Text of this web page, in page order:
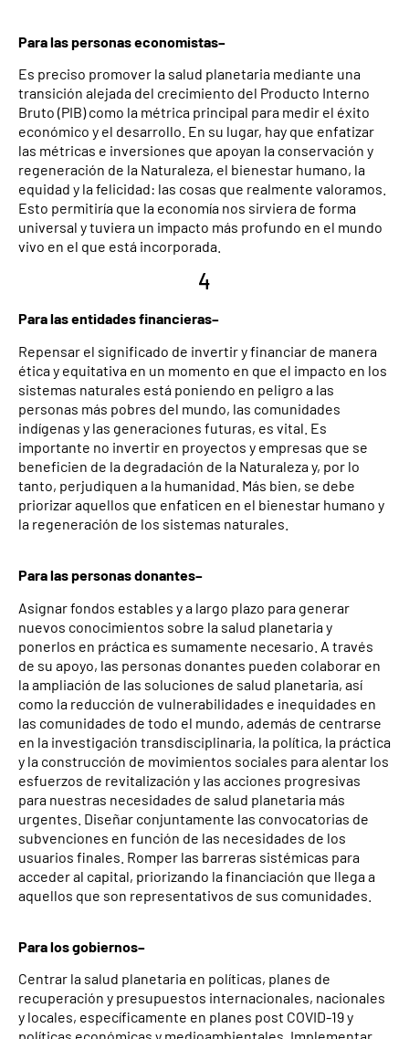
Para las personas economistas–
Es preciso promover la salud planetaria mediante una
transición alejada del crecimiento del Producto Interno
Bruto (PIB) como la métrica principal para medir el éxito
económico y el desarrollo. En su lugar, hay que enfatizar
las métricas e inversiones que apoyan la conservación y
regeneración de la Naturaleza, el bienestar humano, la
equidad y la felicidad: las cosas que realmente valoramos.
Esto permitiría que la economía nos sirviera de forma
universal y tuviera un impacto más profundo en el mundo
vivo en el que está incorporada.
4
Para las entidades financieras–
Repensar el significado de invertir y financiar de manera
ética y equitativa en un momento en que el impacto en los
sistemas naturales está poniendo en peligro a las
personas más pobres del mundo, las comunidades
indígenas y las generaciones futuras, es vital. Es
importante no invertir en proyectos y empresas que se
beneficien de la degradación de la Naturaleza y, por lo
tanto, perjudiquen a la humanidad. Más bien, se debe
priorizar aquellos que enfaticen en el bienestar humano y
la regeneración de los sistemas naturales.
Para las personas donantes–
Asignar fondos estables y a largo plazo para generar
nuevos conocimientos sobre la salud planetaria y
ponerlos en práctica es sumamente necesario. A través
de su apoyo, las personas donantes pueden colaborar en
la ampliación de las soluciones de salud planetaria, así
como la reducción de vulnerabilidades e inequidades en
las comunidades de todo el mundo, además de centrarse
en la investigación transdisciplinaria, la política, la práctica
y la construcción de movimientos sociales para alentar los
esfuerzos de revitalización y las acciones progresivas
para nuestras necesidades de salud planetaria más
urgentes. Diseñar conjuntamente las convocatorias de
subvenciones en función de las necesidades de los
usuarios finales. Romper las barreras sistémicas para
acceder al capital, priorizando la financiación que llega a
aquellos que son representativos de sus comunidades.
Para los gobiernos–
Centrar la salud planetaria en políticas, planes de
recuperación y presupuestos internacionales, nacionales
y locales, específicamente en planes post COVID-19 y